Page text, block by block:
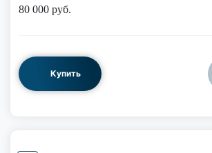
80 000 руб.
Купить